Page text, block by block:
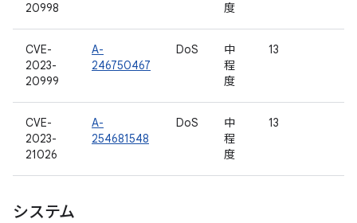
20998
度
CVE-
2023-
20999
A-
246750467
DoS
中
程
度
13
CVE-
2023-
21026
A-
254681548
DoS
中
程
度
13
システム